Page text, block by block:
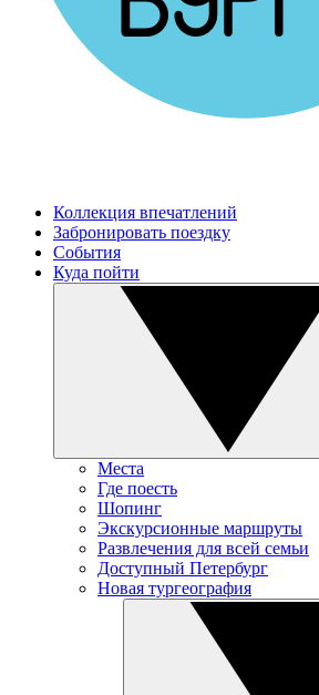
Коллекция впечатлений
Забронировать поездку
События
Куда пойти
Места
Где поесть
Шопинг
Экскурсионные маршруты
Развлечения для всей семьи
Доступный Петербург
Новая тургеография